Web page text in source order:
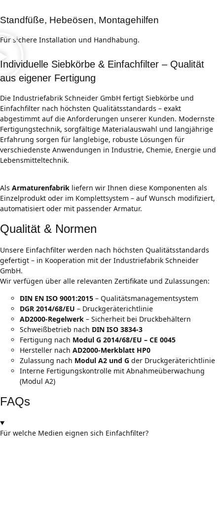
Standfüße, Hebeösen, Montagehilfen
Für sichere Installation und Handhabung.
Individuelle Siebkörbe & Einfachfilter – Qualität
aus eigener Fertigung
Die Industriefabrik Schneider GmbH fertigt Siebkörbe und
Einfachfilter nach höchsten Qualitätsstandards – exakt
abgestimmt auf die Anforderungen unserer Kunden. Modernste
Fertigungstechnik, sorgfältige Materialauswahl und langjährige
Erfahrung sorgen für langlebige, robuste Lösungen für
verschiedenste Anwendungen in Industrie, Chemie, Energie und
Lebensmitteltechnik.
Als Armaturenfabrik liefern wir Ihnen diese Komponenten als
Einzelprodukt oder im Komplettsystem – auf Wunsch modifiziert,
automatisiert oder mit passender Armatur.
Qualität & Normen
Unsere Einfachfilter werden nach höchsten Qualitätsstandards
gefertigt – in Kooperation mit der Industriefabrik Schneider
GmbH.
Wir verfügen über alle relevanten Zertifikate und Zulassungen:
DIN EN ISO 9001:2015 – Qualitätsmanagementsystem
DGR 2014/68/EU – Druckgeräterichtlinie
AD2000-Regelwerk – Sicherheit bei Druckbehältern
Schweißbetrieb nach DIN ISO 3834-3
Fertigung nach Modul G 2014/68/EU – CE 0045
Hersteller nach AD2000-Merkblatt HP0
Zulassung nach Modul A2 und G der Druckgeräterichtlinie
Interne Fertigungskontrolle mit Abnahmeüberwachung
(Modul A2)
FAQs
Für welche Medien eignen sich Einfachfilter?